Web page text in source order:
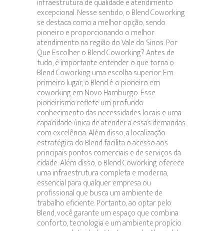
infraestrutura de qualidade e atendimento
excepcional. Nesse sentido, o Blend Coworking
se destaca como a melhor opção, sendo
pioneiro e proporcionando o melhor
atendimento na região do Vale do Sinos. Por
Que Escolher o Blend Coworking? Antes de
tudo, é importante entender o que torna o
Blend Coworking uma escolha superior. Em
primeiro lugar, o Blend é o pioneiro em
coworking em Novo Hamburgo. Esse
pioneirismo reflete um profundo
conhecimento das necessidades locais e uma
capacidade única de atender a essas demandas
com excelência. Além disso, a localização
estratégica do Blend facilita o acesso aos
principais pontos comerciais e de serviços da
cidade. Além disso, o Blend Coworking oferece
uma infraestrutura completa e moderna,
essencial para qualquer empresa ou
profissional que busca um ambiente de
trabalho eficiente. Portanto, ao optar pelo
Blend, você garante um espaço que combina
conforto, tecnologia e um ambiente propício